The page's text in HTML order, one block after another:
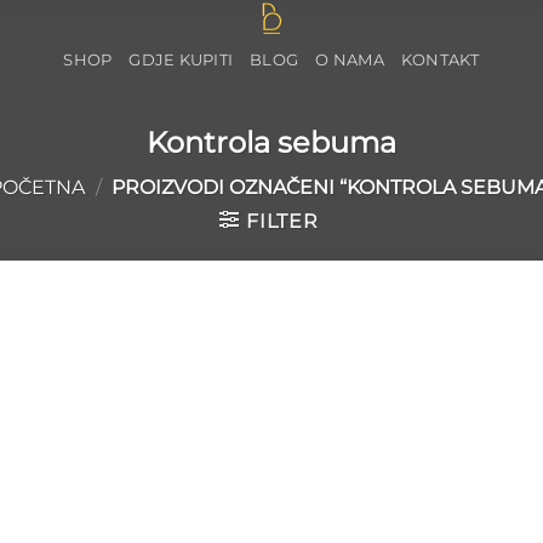
SHOP GDJE KUPITI BLOG O NAMA KONTAKT
Kontrola sebuma
/ PROIZVODI OZNAČENI “KONTROLA
FILTER